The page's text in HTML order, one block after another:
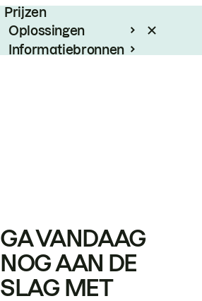
Prijzen
Oplossingen
Informatiebronnen
GA VANDAAG
NOG AAN DE
SLAG MET